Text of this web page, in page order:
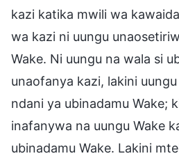
kazi katika mwili wa
wa kazi ni uungu
Wake. Ni uungu na wala si
unaofanya kazi, lakini
ndani ya ubinadamu Wake;
inafanywa na uungu Wake
ubinadamu Wake. Lakini